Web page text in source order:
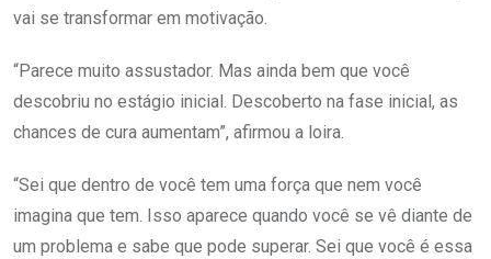
vai se transformar em motivação.
“Parece muito assustador. Mas ainda bem que você
descobriu no estágio inicial. Descoberto na fase inicial, as
chances de cura aumentam”, afirmou a loira.
“Sei que dentro de você tem uma força que nem você
imagina que tem. Isso aparece quando você se vê diante de
um problema e sabe que pode superar. Sei que você é essa